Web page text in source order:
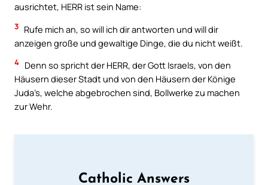
ausrichtet, HERR ist sein Name:
3 Rufe mich an, so will ich dir antworten und will dir
anzeigen große und gewaltige Dinge, die du nicht weißt.
4 Denn so spricht der HERR, der Gott Israels, von den
Häusern dieser Stadt und von den Häusern der Könige
Juda’s, welche abgebrochen sind, Bollwerke zu machen
zur Wehr.
Catholic Answers